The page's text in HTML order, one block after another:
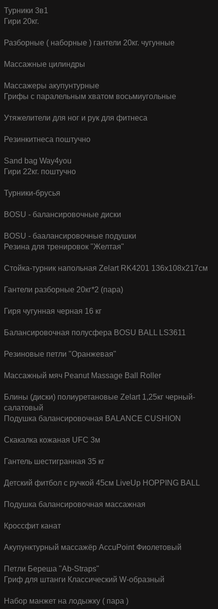
Турники 3в1
Гири 20кг.
Разборные ( наборные ) гантели 20кг. чугунные
Массажные цилиндры
Массажеры акупунтурные
Грифы с паралельным хватом восьмиугольные
Утяжелители для ног и рук для фитнеса
Резинкитнеса поштучно
Sand bag Way4you
Гири 22кг. поштучно
Турники-брусья
BOSU - балансировочные диски
BOSU - баалансировочные подушки
Резина для тренировок "Желтая"
Стойка-турник напольная Zelart RK4201 136x108x217см
Гантели разборные 20кг*2 (пара)
Гиря чугунная черная 16 кг
Балансировочная полусфера BOSU BALL LS3611
Резиновые петли "Оранжевая"
Массажный мяч Peanut Massage Ball Roller
Блины (диски) полиуретановые Zelart 1,25кг черный-
салатовый
Подушка балансировочная BALANCE CUSHION
Скакалка кожаная UFC 3м
Гантель шестигранная 35 кг
Детский фитбол с ручкой 45см LiveUp HOPPING BALL
Подушка балансировочная массажная
Кроссфит канат
Акупунктурный массажёр AccuPoint Фиолетовый
Петли Береша "Ab-Straps"
Гриф для штанги Классический W-образный
Набор манжет на лодыжку ( пара )